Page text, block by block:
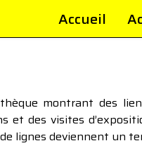
Accueil
montrant des
et des visites
lignes deviennent un